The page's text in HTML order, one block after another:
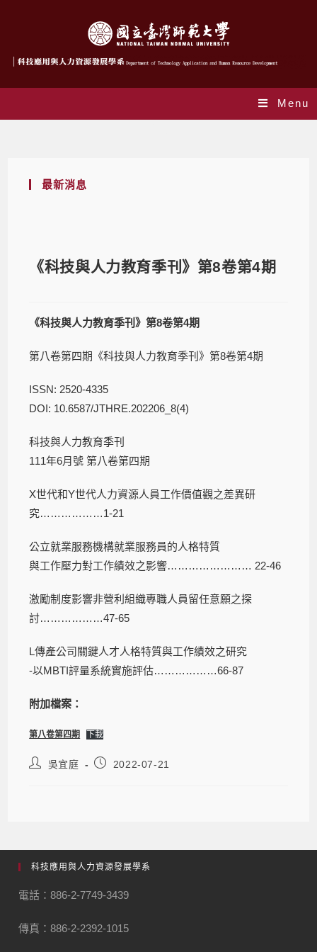
Menu
最新消息
《科技與人力教育季刊》第8卷第4期
《科技與人力教育季刊》第8卷第4期
第八卷第四期《科技與人力教育季刊》第8卷第4期
ISSN: 2520-4335
DOI: 10.6587/JTHRE.202206_8(4)
科技與人力教育季刊
111年6月號 第八卷第四期
X世代和Y世代人力資源人員工作價值觀之差異研
究………………1-21
公立就業服務機構就業服務員的人格特質
與工作壓力對工作績效之影響…………………… 22-46
激勵制度影響非營利組織專職人員留任意願之探
討………………47-65
L傳產公司關鍵人才人格特質與工作績效之研究
-以MBTI評量系統實施評估………………66-87
附加檔案：
第八卷第四期 下載
吳宜庭 2022-07-21
科技應用與人力資源發展學系
電話：886-2-7749-3439
傳真：886-2-2392-1015